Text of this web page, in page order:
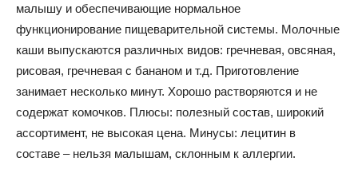
малышу и обеспечивающие нормальное
функционирование пищеварительной системы. Молочные
каши выпускаются различных видов: гречневая, овсяная,
рисовая, гречневая с бананом и т.д. Приготовление
занимает несколько минут. Хорошо растворяются и не
содержат комочков. Плюсы: полезный состав, широкий
ассортимент, не высокая цена. Минусы: лецитин в
составе – нельзя малышам, склонным к аллергии.